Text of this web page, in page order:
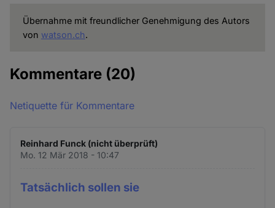
Übernahme mit freundlicher Genehmigung des Autors
von watson.ch.
Kommentare (20)
Netiquette für Kommentare
Reinhard Funck (nicht überprüft)
Mo. 12 Mär 2018 - 10:47
Tatsächlich sollen sie